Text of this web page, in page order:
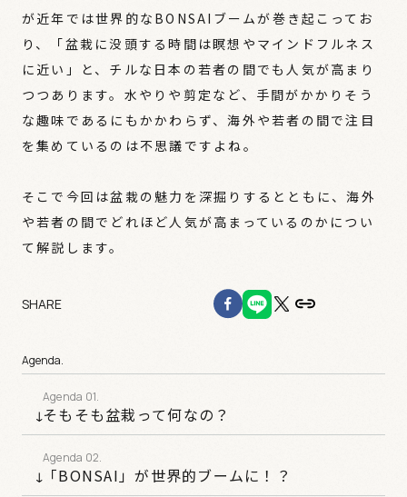
が近年では世界的なBONSAIブームが巻き起こってお
り、「盆栽に没頭する時間は瞑想やマインドフルネス
に近い」と、チルな日本の若者の間でも人気が高まり
つつあります。水やりや剪定など、手間がかかりそう
な趣味であるにもかかわらず、海外や若者の間で注目
を集めているのは不思議ですよね。
そこで今回は盆栽の魅力を深掘りするとともに、海外
や若者の間でどれほど人気が高まっているのかについ
て解説します。
SHARE
Agenda.
そもそも盆栽って何なの？
「BONSAI」が世界的ブームに！？